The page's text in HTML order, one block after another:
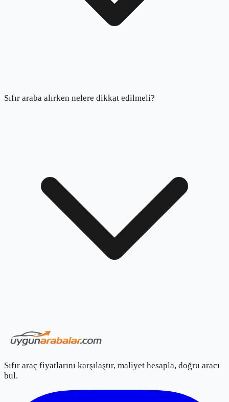
Sıfır araba alırken nelere dikkat edilmeli?
Sıfır araç fiyatlarını karşılaştır, maliyet hesapla, doğru aracı
bul.